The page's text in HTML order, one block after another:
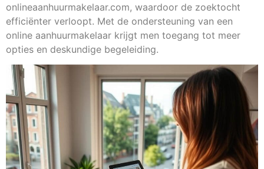
onlineaanhuurmakelaar.com, waardoor de zoektocht
efficiënter verloopt. Met de ondersteuning van een
online aanhuurmakelaar krijgt men toegang tot meer
opties en deskundige begeleiding.